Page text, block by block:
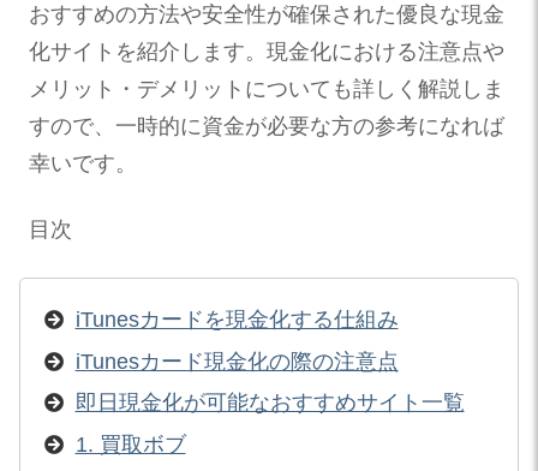
おすすめの方法や安全性が確保された優良な現金
化サイトを紹介します。現金化における注意点や
メリット・デメリットについても詳しく解説しま
すので、一時的に資金が必要な方の参考になれば
幸いです。
目次
iTunesカードを現金化する仕組み
iTunesカード現金化の際の注意点
即日現金化が可能なおすすめサイト一覧
1. 買取ボブ